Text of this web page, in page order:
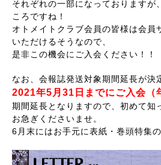
それぞれの一部になっておりますが
ころですね！
オトメイトクラブ会員の皆様は会員
いただけるそうなので、
是非この機会にご入会ください！！
なお、会報誌発送対象期間延長が決
2021年5月31日までにご入会（
期間延長となりますので、初めて知
お急ぎくださいませ。
6月末にはお手元に表紙・巻頭特集